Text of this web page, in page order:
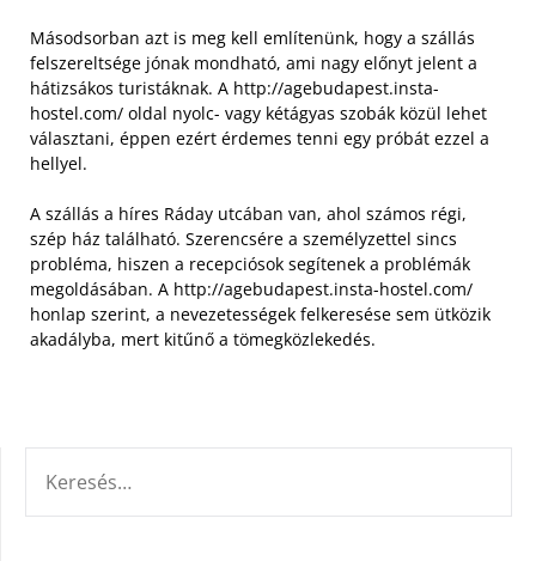
Másodsorban azt is meg kell említenünk, hogy a szállás
felszereltsége jónak mondható, ami nagy előnyt jelent a
hátizsákos turistáknak. A http://agebudapest.insta-
hostel.com/ oldal nyolc- vagy kétágyas szobák közül lehet
választani, éppen ezért érdemes tenni egy próbát ezzel a
hellyel.
A szállás a híres Ráday utcában van, ahol számos régi,
szép ház található. Szerencsére a személyzettel sincs
probléma, hiszen a recepciósok segítenek a problémák
megoldásában. A http://agebudapest.insta-hostel.com/
honlap szerint, a nevezetességek felkeresése sem ütközik
akadályba, mert kitűnő a tömegközlekedés.